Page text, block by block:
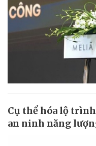
Cụ thể hóa lộ
an ninh năng